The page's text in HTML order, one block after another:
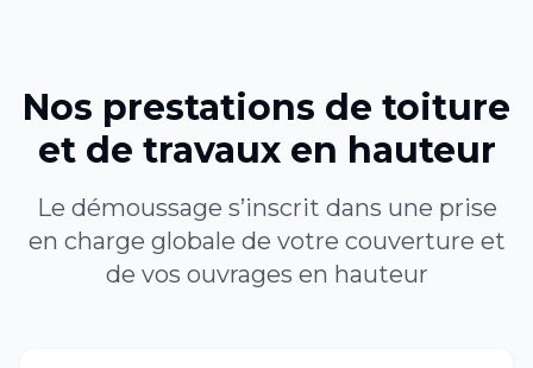
Nos prestations de toiture
et de travaux en hauteur
Le démoussage s’inscrit dans une prise
en charge globale de votre couverture et
de vos ouvrages en hauteur